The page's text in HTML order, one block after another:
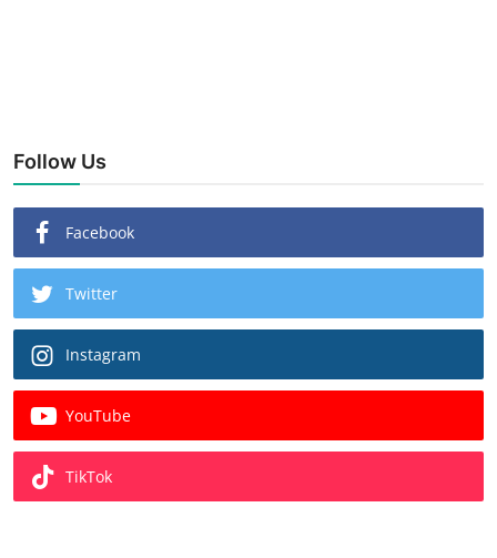
Follow Us
Facebook
Twitter
Instagram
YouTube
TikTok